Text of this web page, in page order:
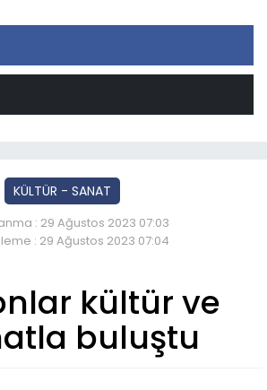
KÜLTÜR - SANAT
: 29 Ağustos 2023 07:03
: 29 Ağustos 2023 07:04
kültür ve
buluştu